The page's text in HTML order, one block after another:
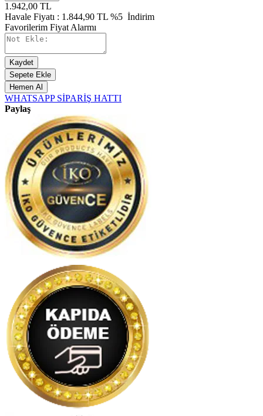
1.942,00 TL
Havale Fiyatı : 1.844,90 TL %5 İndirim
Favorilerim Fiyat Alarmı
Kaydet
Sepete Ekle
Hemen Al
WHATSAPP SİPARİŞ HATTI
Paylaş